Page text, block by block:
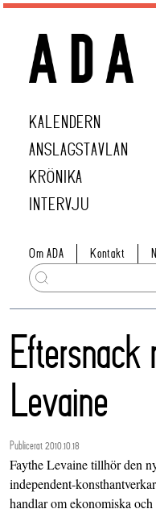
KALENDERN
ANSLAGSTAVLAN
KRÖNIKA
INTERVJU
Om ADA Kontakt
Levaine
Publicerat 2010.10.18
Faythe Levaine tillhör den
independent-
handlar om ekonomiska